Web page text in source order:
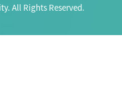
All Rights Reserved.